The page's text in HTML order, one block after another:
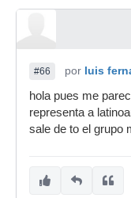
#66 por luis
hola pues me
representa a
sale de to el grupo